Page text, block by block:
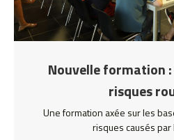
Nouvelle formation
risques
Une formation axée sur les
risques causés